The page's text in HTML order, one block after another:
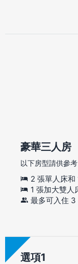
豪華三人房
以下房型請供參
2 張單人床和
1 張加大雙人
最多可入住 3
選項